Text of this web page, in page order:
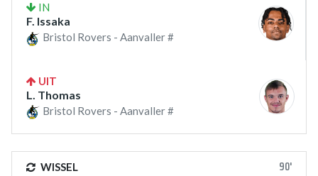
IN
F. Issaka
Bristol Rovers - Aanvaller #
UIT
L. Thomas
Bristol Rovers - Aanvaller #
WISSEL 90'